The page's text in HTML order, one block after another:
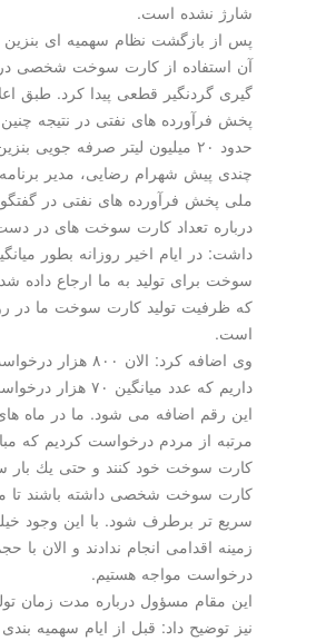
شارژ نشده است.
پس از بازگشت نظام سهمیه ای بنزین و دو
آن استفاده از كارت سوخت شخصی در
گیری گردنگیر قطعی پیدا كرد. طبق اعلام
پخش فرآورده های نفتی در نتیجه چنین
چندی پیش شهرام رضایی، مدیر برنامه
ملی پخش فرآورده های نفتی در گفتگو با
درباره تعداد كارت سوخت های در دست تولید
داشت: در
سوخت برای تولید به ما ارجاع داده شد، این
كه
وی اضافه كرد: الان ۸۰۰ هزار درخواست
داریم كه عدد میانگین ۷۰ هزار
این رقم اضافه می شود. ما در ماه های
مرتبه از مردم درخواست كردیم كه مبادرت به
كارت سوخت خود كنند و حتی یك بار سوخت
كارت سوخت شخصی داشته باشند تا مشكلات
سریع تر برطرف شود. با این وجود خیلی از
زمینه اقدامی انجام ندادند و الان با حجم زیادی
درخواست مواجه هستیم.
این مقام مسؤول درباره مدت زمان تولید
نیز توضیح داد: قبل از ایام سهمیه بندی